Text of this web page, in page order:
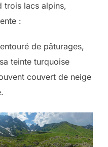
trois lacs alpins,
:
de pâturages,
teinte turquoise
couvert de neige